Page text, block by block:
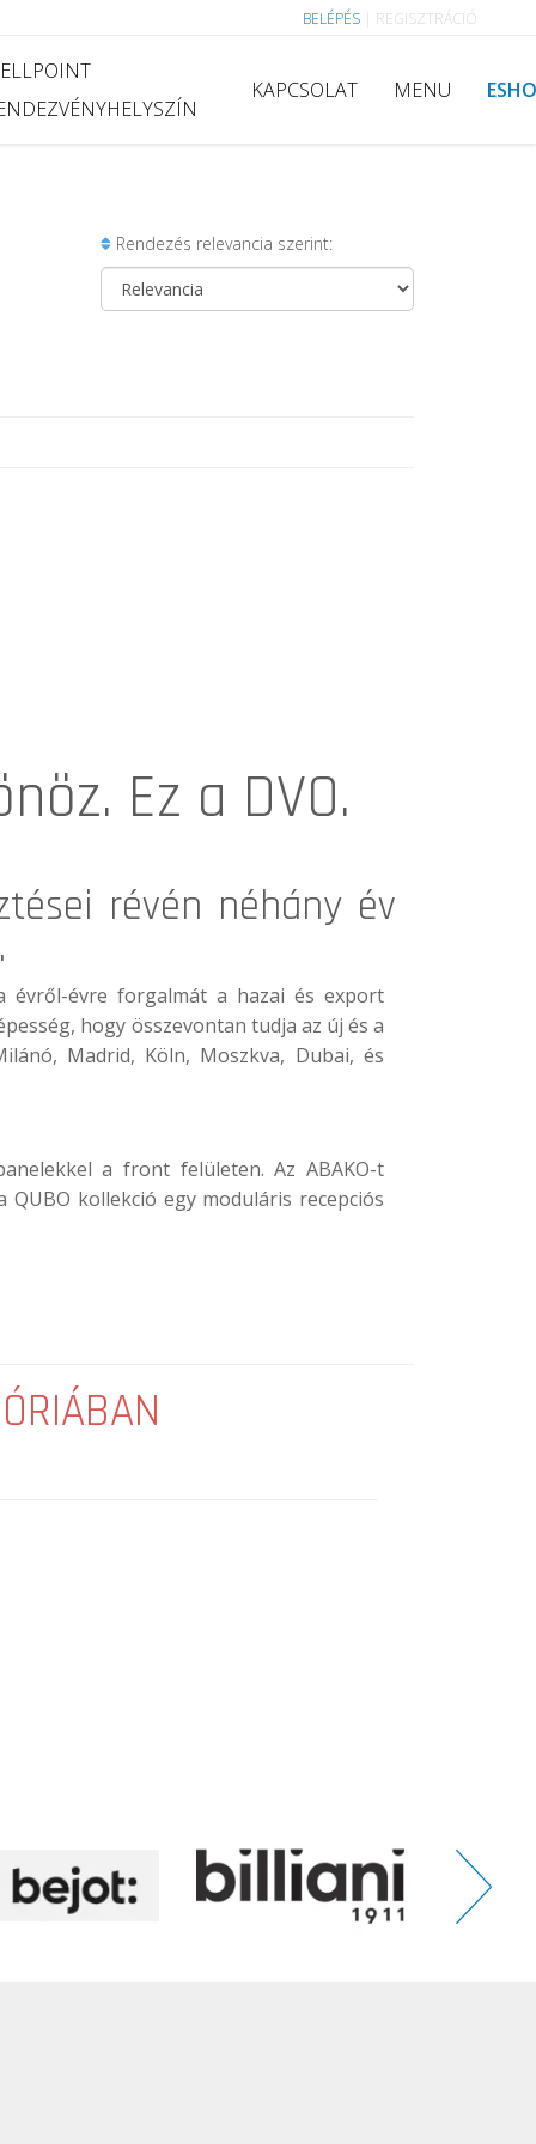
BELÉPÉS REGISZTRÁCIÓ
KAPCSOLAT MENU
Rendezés relevancia szerint:
Ez a DVO.
révén néhány év
évről-évre forgalmát a hazai és export
hogy összevontan tudja az új és a
Madrid, Köln, Moszkva, Dubai, és
a front felületen. Az ABAKO-t
kollekció egy moduláris recepciós